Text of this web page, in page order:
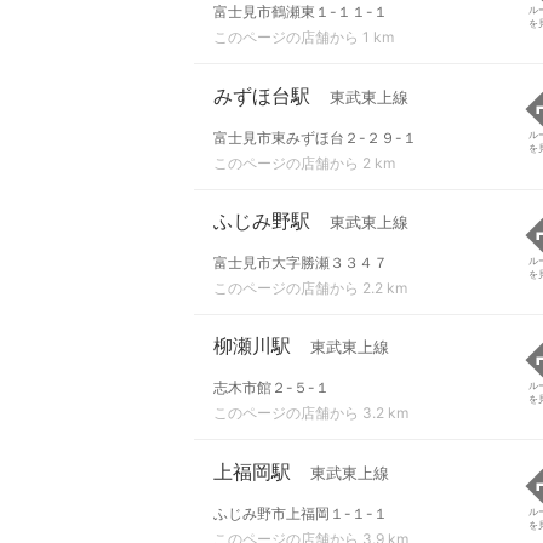
富士見市鶴瀬東１-１１-１
このページの店舗から 1 km
ル
を
みずほ台駅 東武東上線
富士見市東みずほ台２-２９-１
このページの店舗から 2 km
ル
を
ふじみ野駅 東武東上線
富士見市大字勝瀬３３４７
このページの店舗から 2.2 km
ル
を
柳瀬川駅 東武東上線
志木市館２-５-１
このページの店舗から 3.2 km
ル
を
上福岡駅 東武東上線
ふじみ野市上福岡１-１-１
このページの店舗から 3.9 km
ル
を